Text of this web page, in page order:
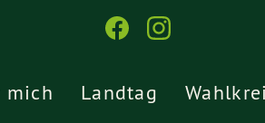
mich Landtag